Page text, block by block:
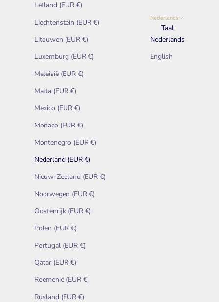
Letland (EUR €)
Liechtenstein (EUR €)
Litouwen (EUR €)
Luxemburg (EUR €)
Maleisië (EUR €)
Malta (EUR €)
Mexico (EUR €)
Monaco (EUR €)
Montenegro (EUR €)
Nederland (EUR €)
Nieuw-Zeeland (EUR €)
Noorwegen (EUR €)
Oostenrijk (EUR €)
Polen (EUR €)
Portugal (EUR €)
Qatar (EUR €)
Roemenië (EUR €)
Rusland (EUR €)
Nederlands
Taal
Nederlands
English